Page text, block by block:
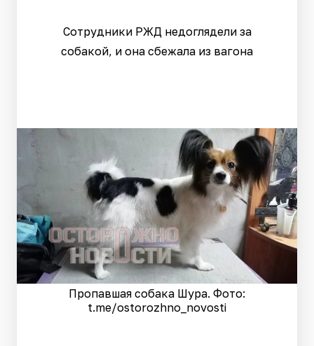
Сотрудники РЖД недоглядели за
собакой, и она сбежала из вагона
Пропавшая собака Шура. Фото:
t.me/ostorozhno_novosti